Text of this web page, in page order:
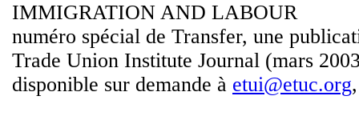
IMMIGRATION AND LABOUR
numéro spécial de Transfer, une
Trade Union Institute Journal (mars
disponible sur demande à etui@etuc.org